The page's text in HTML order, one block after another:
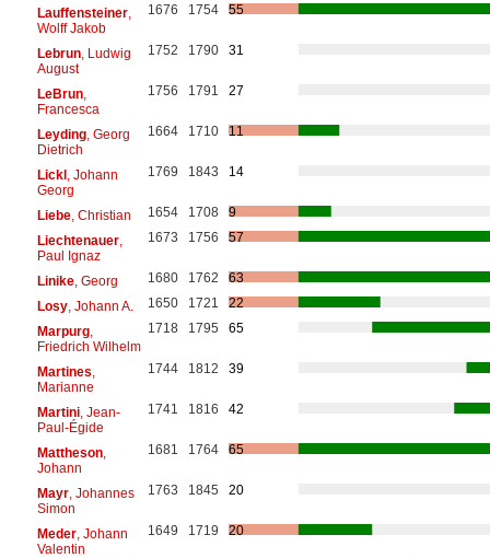
Lauffensteiner,
Wolff Jakob
1676 1754 55
Lebrun, Ludwig
August
1752 1790 31
LeBrun,
Francesca
1756 1791 27
Leyding, Georg
Dietrich
1664 1710 11
Lickl, Johann
Georg
1769 1843 14
Liebe, Christian 1654 1708
9
Liechtenauer,
Paul Ignaz
1673 1756 57
Linike, Georg 1680 1762
63
Losy, Johann A. 1650 1721
22
Marpurg,
Friedrich Wilhelm
1718 1795 65
Martines
Marianne
1744 1812 39
Martini, Jean-
Paul-Égide
1741 1816 42
Mattheson,
Johann
1681 1764 65
Mayr, Johannes
Simon
1763 1845 20
Meder, Johann
Valentin
1649 1719 20